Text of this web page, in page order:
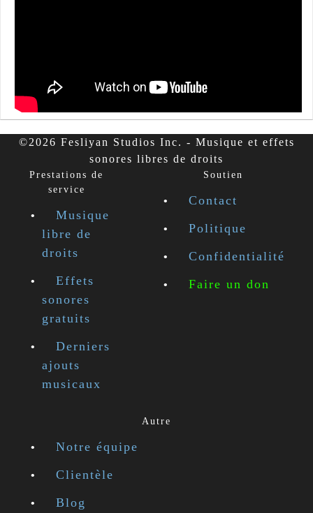
©2026 Fesliyan Studios Inc. - Musique et effets
sonores libres de droits
Prestations de
service
Musique
libre de
droits
Effets
sonores
gratuits
Derniers
ajouts
musicaux
Soutien
Contact
Politique
Confidentialité
Faire un don
Autre
Notre équipe
Clientèle
Blog